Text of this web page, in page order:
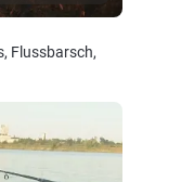
Flussbarsch,